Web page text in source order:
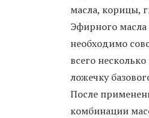
масла, корицы,
Эфирного
необходимо
всего
ложечку
После
комбинации